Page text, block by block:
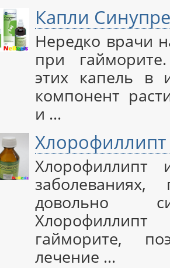
Капли
Нередко врачи
при
этих капель в
компонент
и ...
Хлорофиллипт
довольно
гайморите,
лечение ...